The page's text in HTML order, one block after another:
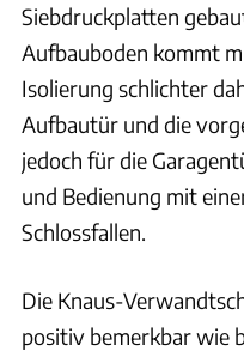
Siebdruckplatten
Aufbauboden kommt
Isolierung schlichter
Aufbautür und die
jedoch für die
und Bedienung mit
Schlossfallen.
Die Knaus-
positiv bemerkbar wie